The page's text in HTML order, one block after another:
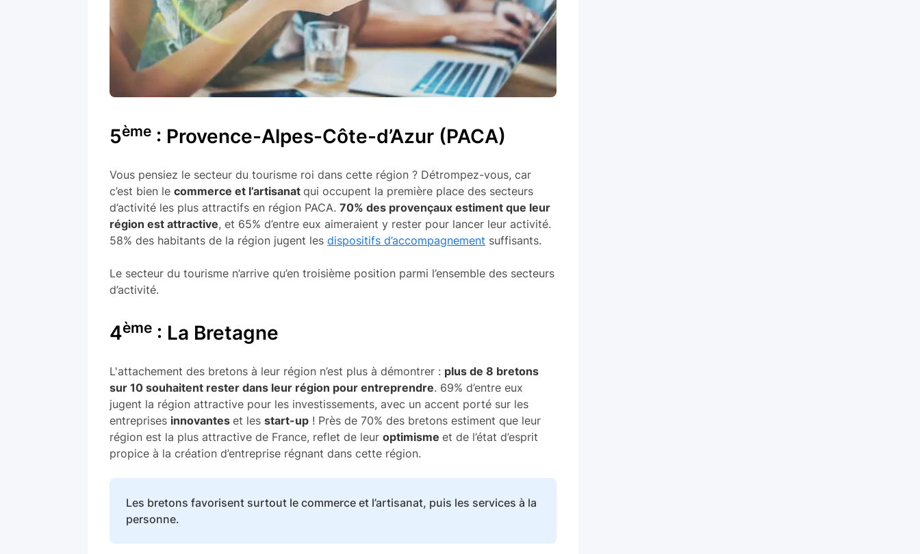
5ème : Provence-Alpes-Côte-d’Azur (PACA)
Vous pensiez le secteur du tourisme roi dans cette région ? Détrompez-vous, car
c’est bien le commerce et l’artisanat qui occupent la première place des secteurs
d’activité les plus attractifs en région PACA. 70% des provençaux estiment que leur
région est attractive, et 65% d’entre eux aimeraient y rester pour lancer leur activité.
58% des habitants de la région jugent les dispositifs d’accompagnement suffisants.
Le secteur du tourisme n’arrive qu’en troisième position parmi l’ensemble des secteurs
d’activité.
4ème : La Bretagne
L'attachement des bretons à leur région n’est plus à démontrer : plus de 8 bretons
sur 10 souhaitent rester dans leur région pour entreprendre. 69% d’entre eux
jugent la région attractive pour les investissements, avec un accent porté sur les
entreprises innovantes et les start-up ! Près de 70% des bretons estiment que leur
région est la plus attractive de France, reflet de leur optimisme et de l’état d’esprit
propice à la création d’entreprise régnant dans cette région.
Les bretons favorisent surtout le commerce et l’artisanat, puis les services à la
personne.